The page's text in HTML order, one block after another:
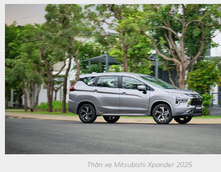
Thân xe Mitsubishi Xpander 2025